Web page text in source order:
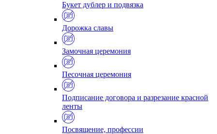
Букет дублер и подвязка
Дорожка славы
Замочная церемония
Песочная церемония
Подписание договора и разрезание красной
ленты
Посвящение, профессии